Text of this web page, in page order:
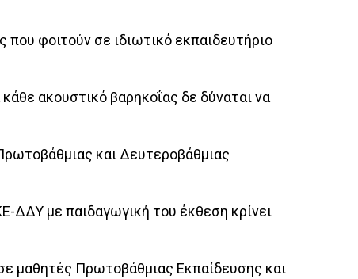
φοιτούν σε ιδιωτικό εκπαιδευτήριο
ακουστικό βαρηκοΐας δε δύναται να
και Δευτεροβάθμιας
ΔΔΥ με παιδαγωγική του έκθεση κρίνει
μαθη­τές Πρωτοβάθμιας Εκπαίδευσης και